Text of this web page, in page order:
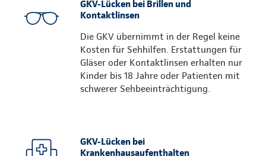
GKV-Lücken bei Brillen und
Kontaktlinsen
Die GKV übernimmt in der Regel keine
Kosten für Sehhilfen. Erstattungen für
Gläser oder Kontaktlinsen erhalten nur
Kinder bis 18 Jahre oder Patienten mit
schwerer Sehbeeinträchtigung.
GKV-Lücken bei
Krankenhausaufenthalten